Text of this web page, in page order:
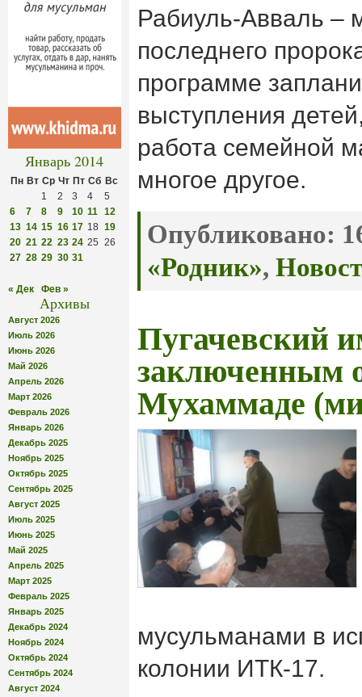
Январь 2014
Пн Вт Ср Чт Пт Сб Вс
1
2 3 4
5
6
7 8 9 10 11
12
13 14 15 16 17 18 19
20 21 22 23 24 25 26
27 28 29 30 31
« Дек Фев »
Архивы
Август 2026
Июль 2026
Июнь 2026
Май 2026
Апрель 2026
Март 2026
Февраль 2026
Январь 2026
Декабрь 2025
Ноябрь 2025
Октябрь 2025
Сентябрь 2025
Август 2025
Июль 2025
Июнь 2025
Май 2025
Апрель 2025
Март 2025
Февраль 2025
Январь 2025
Декабрь 2024
Ноябрь 2024
Октябрь 2024
Сентябрь 2024
Август 2024
Рабиуль-Авваль –
последнего
программе
выступления
работа семейной
многое другое.
Опубликовано:
«Родник»,
Пугачевский
заключенным
Мухаммаде
мусульманами в
колонии ИТК-17.